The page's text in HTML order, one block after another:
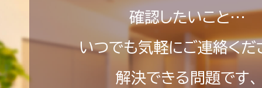
確認したいこと…
いつでも気軽にご連絡くだ
解決できる問題です、